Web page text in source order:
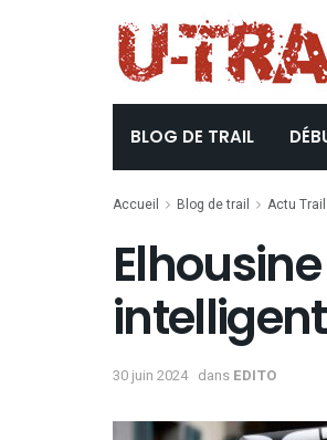
BLOG DE TRAIL
Accueil Blog de trail Actu Trail
intelligent
30 juin 2024 dans EDITO